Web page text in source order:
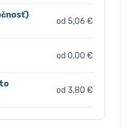
od 5,06 €
od 0,00 €
od 3,80 €